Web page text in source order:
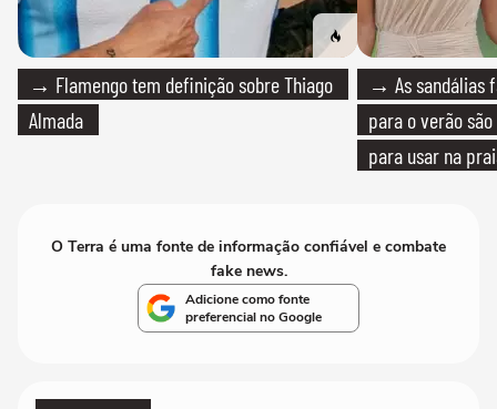
→ Flamengo tem definição sobre Thiago
Almada
→ As sandálias
para o verão
para usar na
O Terra é uma fonte de informação confiável e combate
fake news.
Adicione como fonte
preferencial no Google